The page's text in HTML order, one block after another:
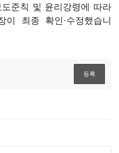
준칙 및 윤리강령에 따라
이 최종 확인·수정했습니